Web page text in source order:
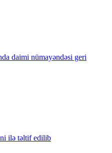
daimi nümayəndəsi geri
ilə təltif edilib